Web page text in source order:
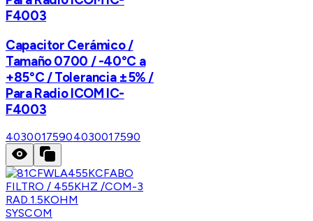
F4003
Capacitor Cerámico /
Tamaño 0700 / -40°C a
+85°C / Tolerancia ±5% /
Para Radio ICOM IC-
F4003
40300175904030017590
SYSCOM